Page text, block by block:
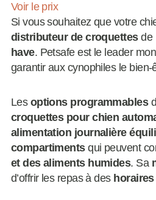
Voir le prix
Si vous souhaitez que votre
distributeur de croquettesde
have. Petsafe est le leader
garantir aux cynophiles le bien-
Les options programmables
croquettes pour chien
alimentation journalière
compartimentsqui peuvent
et des aliments humides. Sa
d’offrir les repas à des